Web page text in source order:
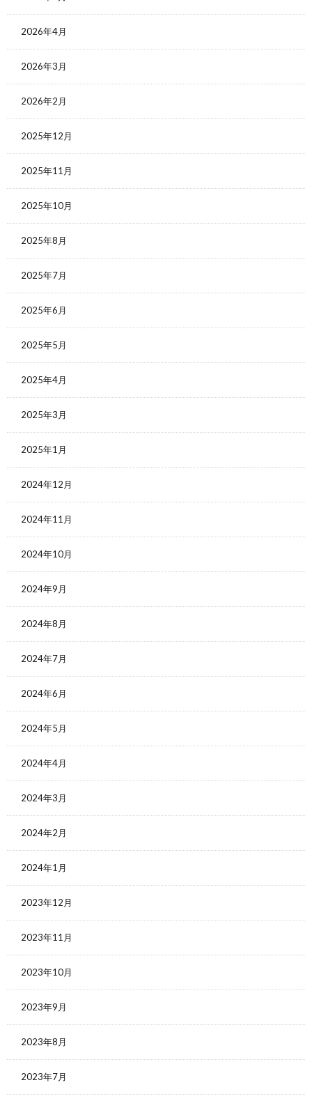
2026年4月
2026年3月
2026年2月
2025年12月
2025年11月
2025年10月
2025年8月
2025年7月
2025年6月
2025年5月
2025年4月
2025年3月
2025年1月
2024年12月
2024年11月
2024年10月
2024年9月
2024年8月
2024年7月
2024年6月
2024年5月
2024年4月
2024年3月
2024年2月
2024年1月
2023年12月
2023年11月
2023年10月
2023年9月
2023年8月
2023年7月